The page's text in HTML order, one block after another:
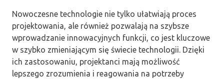
Nowoczesne technologie nie tylko ułatwiają proces
projektowania, ale również pozwalają na szybsze
wprowadzanie innowacyjnych funkcji, co jest kluczowe
w szybko zmieniającym się świecie technologii. Dzięki
ich zastosowaniu, projektanci mają możliwość
lepszego zrozumienia i reagowania na potrzeby